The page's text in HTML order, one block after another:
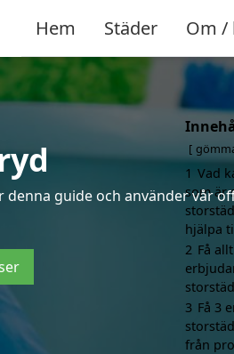
Hem Städer Om /
guide och använder vår
1 Vad
som är
hjälpa
2 Få
3 Få 3
från